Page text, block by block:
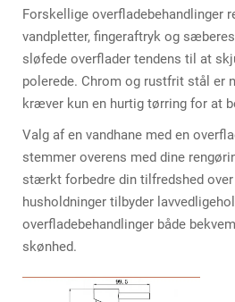
Forskellige overfladebehandlinger
vandpletter, fingeraftryk og
sløfede overflader tendens til at
polerede. Chrom og rustfrit stål er
kræver kun en hurtig tørring for at
Valg af en vandhane med en
stemmer overens med dine
stærkt forbedre din tilfredshed
husholdninger tilbyder
overfladebehandlinger både
skønhed.